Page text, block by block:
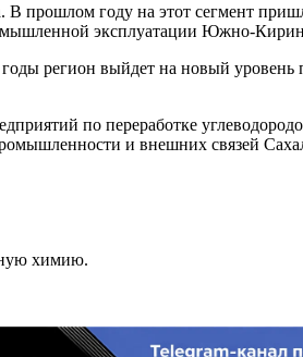
В прошлом году на этот сегмент
эксплуатации Южно-
регион выйдет на новый уровень
по переработке
и внешних связей
химию.